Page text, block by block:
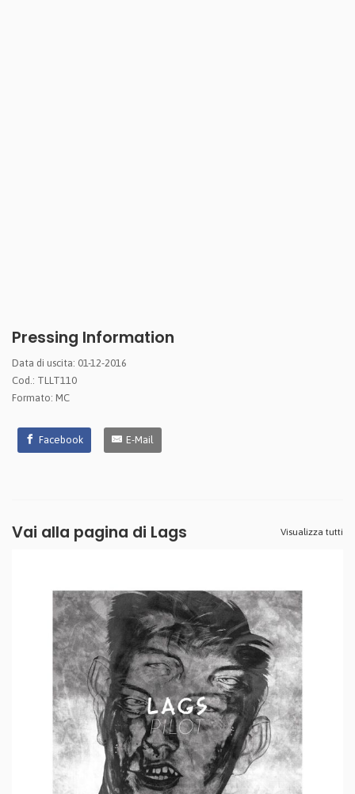
Pressing Information
Data di uscita: 01-12-2016
Cod.: TLLT110
Formato: MC
Facebook E-Mail
Vai alla pagina di Lags Visualizza tutti